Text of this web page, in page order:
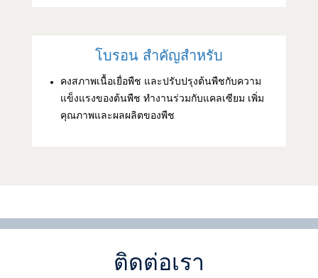
โบรอน สำคัญสำหรับ
คงสภาพเนื้อเยื่อพืช และปรับปรุงต้นพืชกับความ
แข็งแรงของต้นพืช ทำงานร่วมกับแคลเซียม เพิ่ม
คุณภาพและผลผลิตของพืช
ติดต่อเรา